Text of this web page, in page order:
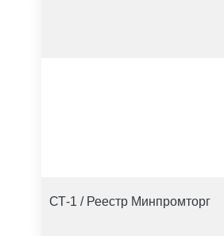
СТ-1 / Реестр Минпромторг